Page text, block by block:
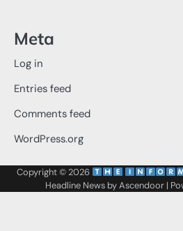
Meta
Log in
Entries feed
Comments feed
WordPress.org
Copyright © 2026
Headline News byAscendoor|